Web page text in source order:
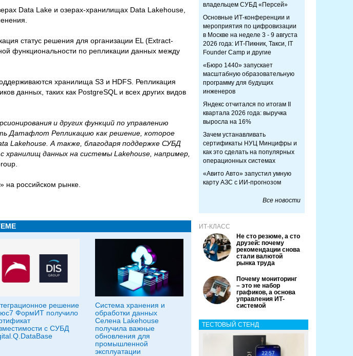
Data Lake и озерах-хранилищах Data Lakehouse,
статус решения для организации EL (Extract-
функциональности по репликации данных между
хранилища S3 и HDFS. Репликация
данных, таких как PostgreSQL и всех других видов
и других функций по управлению
Датафлот Репликацию как решение, которое
Lakehouse. А также, благодаря поддержке СУБД
хранилищ данных на системы Lakehouse, например,
на российском рынке.
решение
ФормИТ получило
с СУБД
Система хранения и
обработки данных
Селена Lakehouse
получила важные
обновления для
промышленной
эксплуатации
владельцем СУБД «Персей»
Основные ИТ-конференции и
мероприятия по цифровизации
в Москве на неделе 3 - 9 августа
2026 года: ИТ-Пикник, Такси, IT
Founder Camp и другие
«Бюро 1440» запускает
масштабную образовательную
программу для будущих
инженеров
Яндекс отчитался по итогам II
квартала 2026 года: выручка
выросла на 16%
Зачем устанавливать
сертификаты НУЦ Минцифры и
как это сделать на популярных
операционных системах
«Авито Авто» запустил умную
карту АЗС с ИИ-прогнозом
Все новости
ИТ-КЛАСС
Не сто резюме, а сто
друзей: почему
рекомендации снова
стали валютой
рынка труда
Почему мониторинг
– это не набор
графиков, а основа
управления ИТ-
системой
ТЕСТОВЫЙ СТЕНД